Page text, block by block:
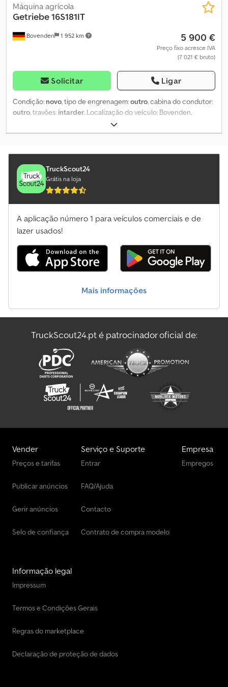
Bovenden 1 952 km
Máquina agrícola
Getriebe 16S181IT
5 900 €
Preço fixo acresce IVA
(7 021 € bruto)
Solicitar Ligar
Condição: novo, tipo de engrenagem:outro, cabina do condutor:
outro , travões: intarder, Localização do veículo: Bovenden,
Intarder Codpfsi Rma Ajx Abtjrf Estrutura: Caixa de velocidades
com Intarder, Tipo 16S 181. Caixa nova em stock !!! Nº: 1316046158.
alterações, venda prévia e erros!
TruckScout24
Grátis na loja
A aplicação número 1 para veículos comerciais e de
lazer usados!
Mais informações
TruckScout24.pt é patrocinador oficial de:
Vender
Preços e tarifas
Publicar anúncios
Gerir anúncios
Selo de confiança
Serviço e Suporte
Entrar
FAQ/Ajuda
Contacto
Contrato de compra modelo
Empresa
Empregos
Informação legal
Impressum
Termos e Condições Gerais
Regras do marketplace
Declaração de proteção de dados